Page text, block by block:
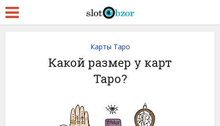
Карты Таро
Какой размер у карт
Таро?